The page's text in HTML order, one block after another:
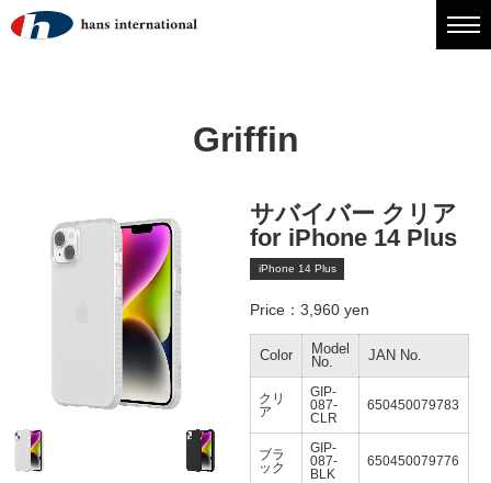
Griffin
サバイバー クリア
for iPhone 14 Plus
iPhone 14 Plus
Price：3,960 yen
Color
Model
No.
JAN No.
クリ
ア
GIP-
087-
CLR
650450079783
ブラ
ック
GIP-
087-
BLK
650450079776